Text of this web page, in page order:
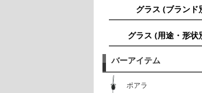
グラス (ブランド
グラス (用途・形状
バーアイテム
ポアラ